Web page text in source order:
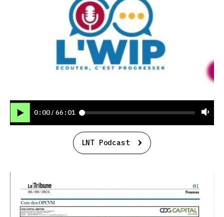
0:00 / 66:01
LNT Podcast